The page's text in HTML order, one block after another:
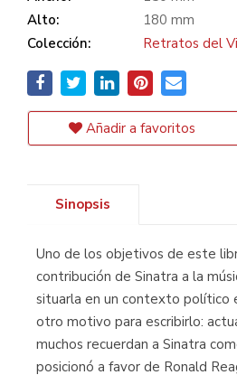
Alto:
180 mm
Colección:
Retratos del
Añadir a favoritos
Sinopsis
Uno de los objetivos de este
contribución de Sinatra a la
situarla en un contexto político
otro motivo para escribirlo:
muchos recuerdan a Sinatra
posicionó a favor de Ronald